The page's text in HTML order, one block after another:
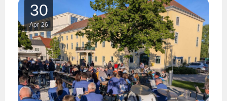
30
Apr 26